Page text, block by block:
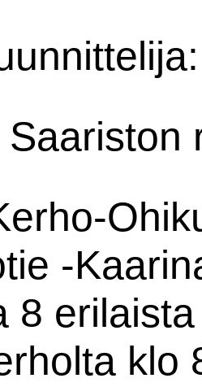
Saariston
-
8
klo